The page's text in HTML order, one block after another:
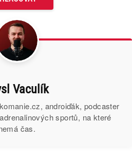
Vaculík
androiďák, podcaster
sportů, na které
čas.